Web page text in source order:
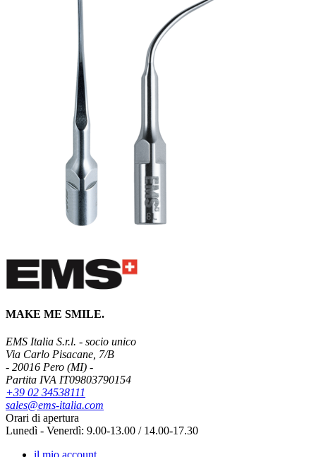
MAKE ME SMILE.
EMS Italia S.r.l. - socio unico
Via Carlo Pisacane, 7/B
- 20016 Pero (MI) -
Partita IVA IT09803790154
+39 02 34538111
sales@ems-italia.com
Orari di apertura
Lunedì - Venerdì: 9.00-13.00 / 14.00-17.30
il mio account